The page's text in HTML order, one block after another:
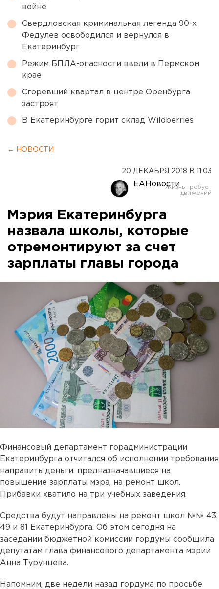
войне
Свердловская криминальная легенда 90-х
Федулев освободился и вернулся в
Екатеринбург
Режим БПЛА-опасности ввели в Пермском
крае
Сгоревший квартал в центре Оренбурга
застроят
В Екатеринбурге горит склад Wildberries
← НОВОСТИ
20 ДЕКАБРЯ 2018 В 11:03
ЕАНовости
Мэрия Екатеринбурга
назвала школы, которые
отремонтируют за счет
зарплаты главы города
Финансовый департамент горадминистрации
Екатеринбурга отчитался об исполнении требования
направить деньги, предназначавшиеся на
повышение зарплаты мэра, на ремонт школ.
Прибавки хватило на три учебных заведения.
Средства будут направлены на ремонт школ №№ 43,
49 и 81 Екатеринбурга. Об этом сегодня на
заседании бюджетной комиссии гордумы сообщила
депутатам глава финансового департамента мэрии
Анна Турунцева.
Напомним, две недели назад гордума по просьбе